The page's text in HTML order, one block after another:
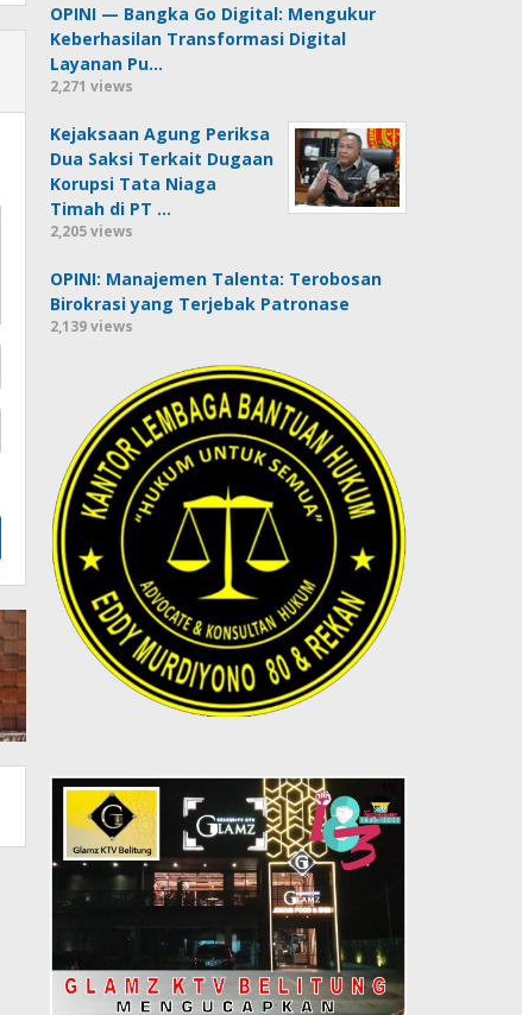
OPINI — Bangka Go Digital: Mengukur
Keberhasilan Transformasi Digital
Layanan Pu…
2,271 views
Kejaksaan Agung Periksa
Dua Saksi Terkait Dugaan
Korupsi Tata Niaga
Timah di PT …
2,205 views
OPINI: Manajemen Talenta: Terobosan
Birokrasi yang Terjebak Patronase
2,139 views